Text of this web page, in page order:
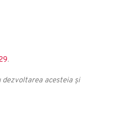
.
acesteia și